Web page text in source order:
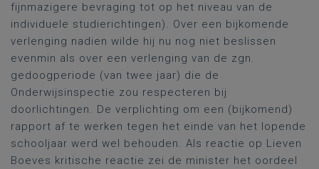
fijnmazigere bevraging tot op het niveau van de
individuele studierichtingen). Over een bijkomende
verlenging nadien wilde hij nu nog niet beslissen
evenmin als over een verlenging van de zgn.
gedoogperiode (van twee jaar) die de
Onderwijsinspectie zou respecteren bij
doorlichtingen. De verplichting om een (bijkomend)
rapport af te werken tegen het einde van het lopende
schooljaar werd wel behouden. Als reactie op Lieven
Boeves kritische reactie zei de minister het oordeel